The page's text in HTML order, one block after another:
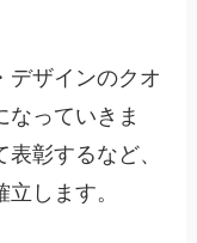
デザインのクオ
なっていきま
彰するなど、
します。